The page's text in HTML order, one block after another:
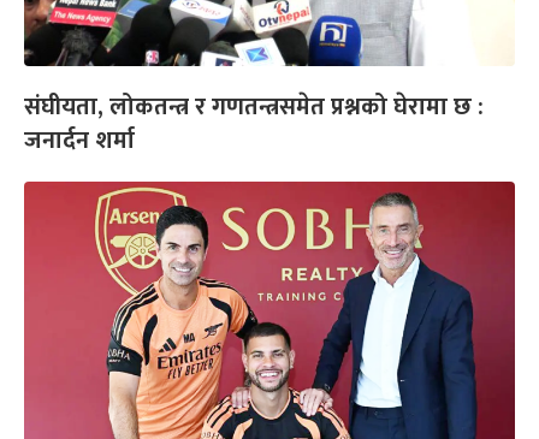
संघीयता, लोकतन्त्र र गणतन्त्रसमेत प्रश्नको घेरामा छ :
जनार्दन शर्मा